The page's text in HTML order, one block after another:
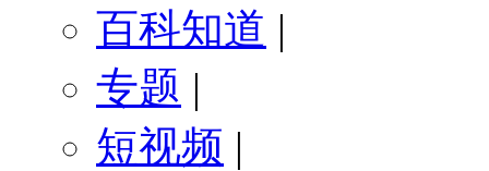
百科知道 |
专题 |
短视频 |